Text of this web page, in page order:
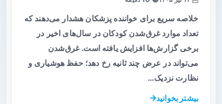
خلاصه سریع برای خواننده پزشکان هشدار می‌دهند که
تعداد موارد غرق‌شدن کودکان در سال‌های اخیر در
برخی گزارش‌ها افزایش یافته است. غرق‌‌شدن
می‌تواند در عرض چند ثانیه رخ دهد؛ حفظ هوشیاری و
نظارت نزدیک…
بیشتر بخوانید